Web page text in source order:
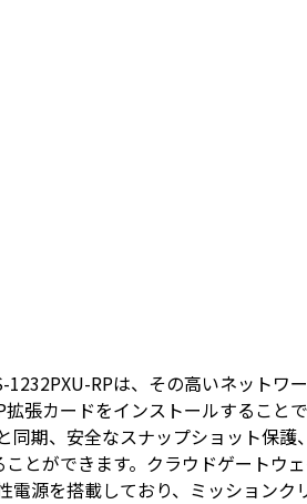
RPは、その高いネット
張カードをインストールするこ
同期、安全なスナップショット
とができます。クラウドゲート
源を搭載しており、ミッション